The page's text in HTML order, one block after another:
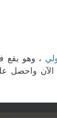
، وهو يقع
الآن